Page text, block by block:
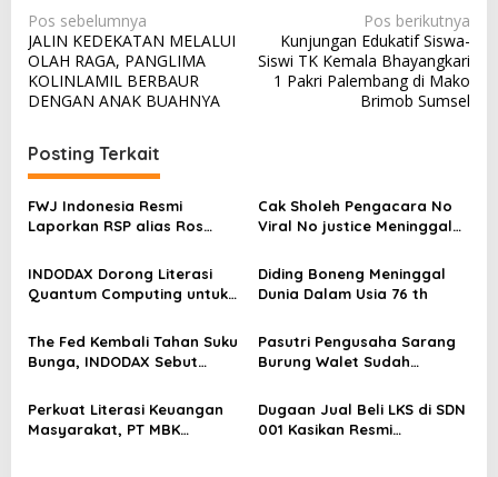
N
a
v
i
g
a
s
i
p
o
s
Pos sebelumnya
JALIN KEDEKATAN MELALUI
OLAH RAGA, PANGLIMA
KOLINLAMIL BERBAUR
DENGAN ANAK BUAHNYA
Pos berikutnya
Kunjungan Edukatif Siswa-
Siswi TK Kemala Bhayangkari
1 Pakri Palembang di Mako
Brimob Sumsel
Posting Terkait
FWJ Indonesia Resmi
Laporkan RSP alias Ros
Cak Sholeh Pengacara No
Viral No justice Meninggal
INDODAX Dorong Literasi
Quantum Computing untuk
Blockchain
Diding Boneng Meninggal
Dunia Dalam Usia 76 th
The Fed Kembali Tahan Suku
Bunga, INDODAX Sebut
Sentimen Pasar
Pasutri Pengusaha Sarang
Burung Walet Sudah
Pelapor Desak Polda Jambi
Segera Lakukan Penahanan
Perkuat Literasi Keuangan
Masyarakat, PT MBK
Dugaan Jual Beli LKS di SDN
001 Kasikan Resmi